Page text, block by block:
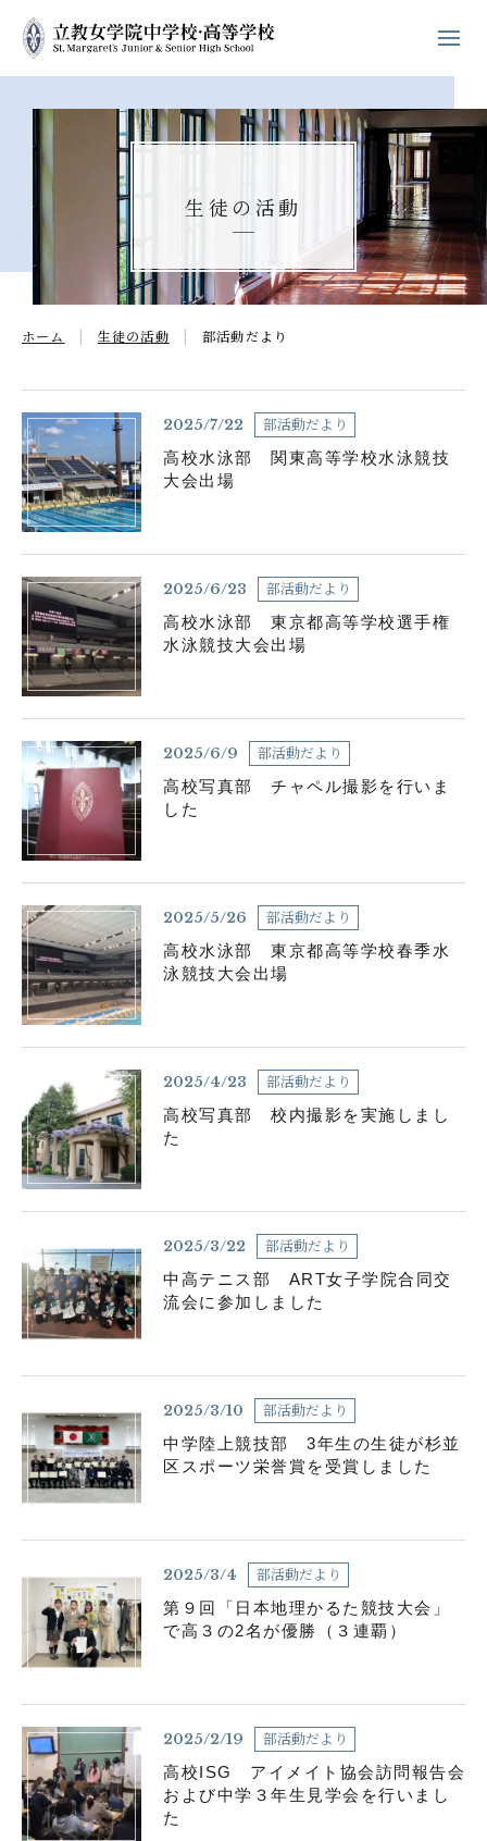
ホーム
学校紹介
立教女学院の キリスト教教育
中高の教育
学校生活
進路・進学
入試案内
各種お問い合わせ
お知らせ 生徒の活動
在校生用書式ダウンロード 卒業生の皆さんへ
塾の皆様へ
サイトマップ よくある質問
採用情報
関連リンク
サイトポリシー
閉じる
生徒の活動
ホーム 生徒の活動 部活動だより
2025/7/22 部活動だより
高校水泳部 関東高等学校水泳競技
大会出場
2025/6/23 部活動だより
高校水泳部 東京都高等学校選手権
水泳競技大会出場
2025/6/9 部活動だより
高校写真部 チャペル撮影を行いま
した
2025/5/26 部活動だより
高校水泳部 東京都高等学校春季水
泳競技大会出場
2025/4/23 部活動だより
高校写真部 校内撮影を実施しまし
た
2025/3/22 部活動だより
中高テニス部 ART女子学院合同交
流会に参加しました
2025/3/10 部活動だより
中学陸上競技部 3年生の生徒が杉並
区スポーツ栄誉賞を受賞しました
2025/3/4 部活動だより
第９回「日本地理かるた競技大会」
で高３の2名が優勝（３連覇）
2025/2/19 部活動だより
高校ISG アイメイト協会訪問報告会
および中学３年生見学会を行いまし
た